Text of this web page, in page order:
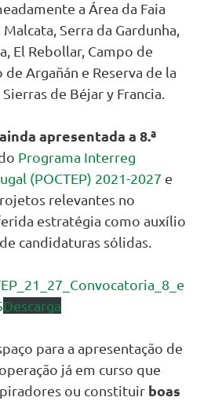
a Área da Faia
Serra da Gardunha,
El Rebollar, Campo de
de Argañán e Reserva de la
de Béjar y Francia.
apresentada a 8.ª
Programa Interreg
(POCTEP) 2021-2027 e
relevantes no
estratégia como auxílio
candidaturas sólidas.
Descarga
para a apresentação de
já em curso que
ou constituir boas